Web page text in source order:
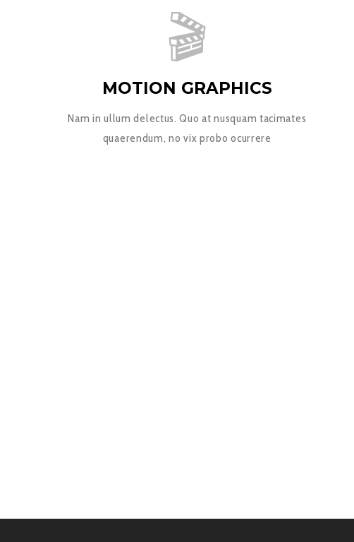
MOTION GRAPHICS
Nam in ullum delectus. Quo at nusquam tacimates
quaerendum, no vix probo ocurrere